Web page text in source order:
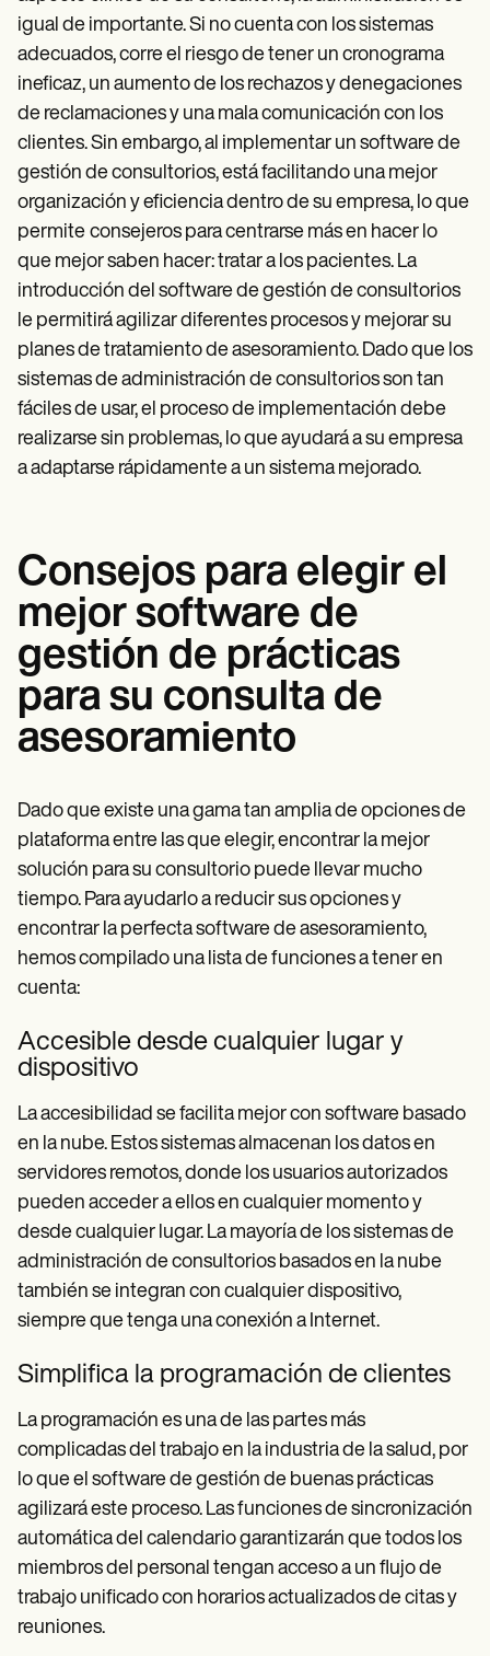
igual de importante. Si no cuenta con los sistemas
adecuados, corre el riesgo de tener un cronograma
ineficaz, un aumento de los rechazos y denegaciones
de reclamaciones y una mala comunicación con los
clientes. Sin embargo, al implementar un software de
gestión de consultorios, está facilitando una mejor
organización y eficiencia dentro de su empresa, lo que
permite consejeros para centrarse más en hacer lo
que mejor saben hacer: tratar a los pacientes. La
introducción del software de gestión de consultorios
le permitirá agilizar diferentes procesos y mejorar su
planes de tratamiento de asesoramiento. Dado que los
sistemas de administración de consultorios son tan
fáciles de usar, el proceso de implementación debe
realizarse sin problemas, lo que ayudará a su empresa
a adaptarse rápidamente a un sistema mejorado.
Consejos para elegir el
mejor software de
gestión de prácticas
para su consulta de
asesoramiento
Dado que existe una gama tan amplia de opciones de
plataforma entre las que elegir, encontrar la mejor
solución para su consultorio puede llevar mucho
tiempo. Para ayudarlo a reducir sus opciones y
encontrar la perfecta software de asesoramiento,
hemos compilado una lista de funciones a tener en
cuenta:
Accesible desde cualquier lugar y
dispositivo
La accesibilidad se facilita mejor con software basado
en la nube. Estos sistemas almacenan los datos en
servidores remotos, donde los usuarios autorizados
pueden acceder a ellos en cualquier momento y
desde cualquier lugar. La mayoría de los sistemas de
administración de consultorios basados en la nube
también se integran con cualquier dispositivo,
siempre que tenga una conexión a Internet.
Simplifica la programación de clientes
La programación es una de las partes más
complicadas del trabajo en la industria de la salud, por
lo que el software de gestión de buenas prácticas
agilizará este proceso. Las funciones de sincronización
automática del calendario garantizarán que todos los
miembros del personal tengan acceso a un flujo de
trabajo unificado con horarios actualizados de citas y
reuniones.